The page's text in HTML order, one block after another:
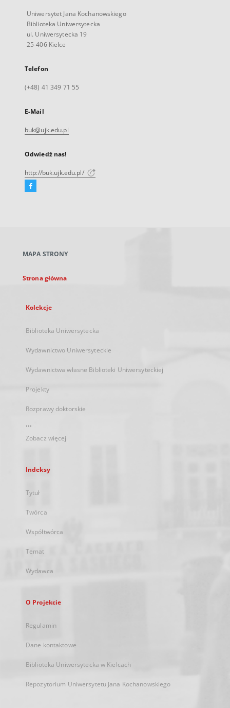
Uniwersytet Jana Kochanowskiego
Biblioteka Uniwersytecka
ul. Uniwersytecka 19
25-406 Kielce
Telefon
(+48) 41 349 71 55
E-Mail
buk@ujk.edu.pl
Odwiedź nas!
http://buk.ujk.edu.pl/
Facebook
karcie
MAPA STRONY
Strona główna
Kolekcje
Biblioteka Uniwersytecka
Wydawnictwo Uniwersyteckie
Wydawnictwa własne Biblioteki Uniwersyteckiej
Projekty
Rozprawy doktorskie
...
Zobacz więcej
Indeksy
Tytuł
Twórca
Współtwórca
Temat
Wydawca
O Projekcie
Regulamin
Dane kontaktowe
Biblioteka Uniwersytecka w Kielcach
Repozytorium Uniwersytetu Jana Kochanowskiego